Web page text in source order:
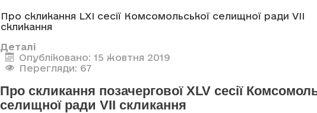
Про скликання LXI сесії Комсомольської селищної ради VII
скликання
Деталі
Опубліковано: 15 жовтня 2019
Перегляди: 67
Про скликання позачергової XLV сесії
селищної ради VII скликання